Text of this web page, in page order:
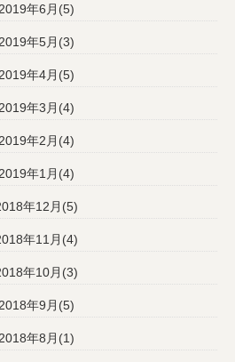
2019年6月(5)
2019年5月(3)
2019年4月(5)
2019年3月(4)
2019年2月(4)
2019年1月(4)
年12月(5)
年11月(4)
年10月(3)
2018年9月(5)
2018年8月(1)